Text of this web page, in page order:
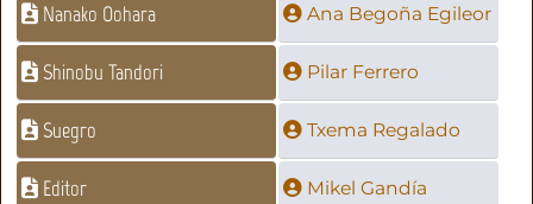
Nanako Oohara Ana Begoña Egileor
Shinobu Tandori Pilar Ferrero
Suegro Txema Regalado
Editor Mikel Gandía